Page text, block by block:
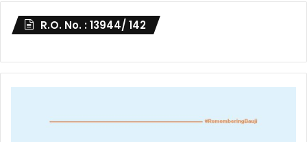
R.O. No. : 13944/ 142